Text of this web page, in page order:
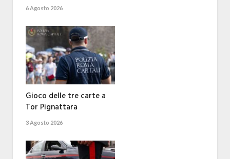
6 Agosto 2026
Gioco delle tre carte a
Tor Pignattara
3 Agosto 2026